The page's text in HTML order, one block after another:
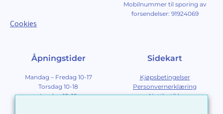
Cookies
Mobilnummer til sporing av
forsendelser: 91924069
Åpningstider
Mandag – Fredag 10-17
Torsdag 10-18
Lørdag 10-16
Sidekart
Kjøpsbetingelser
Personvernerklæring
Nettbutikk